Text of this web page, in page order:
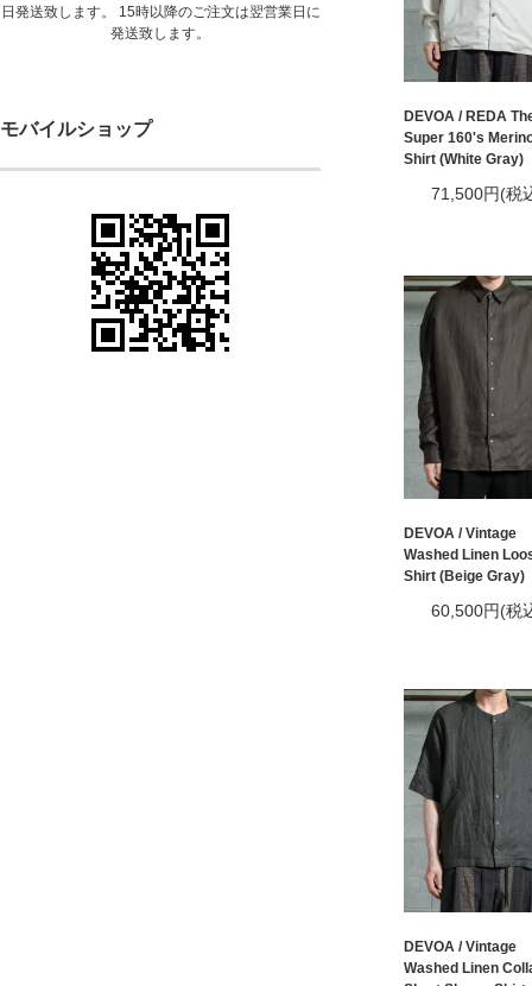
日発送致します。 15時以降のご注文は翌営業日に
発送致します。
モバイルショップ
DEVOA / REDA
Super 160's
Shirt (White Gray)
71,500円(税
DEVOA / Vintage
Washed Linen
Shirt (Beige Gray)
60,500円(税
DEVOA / Vintage
Washed Linen